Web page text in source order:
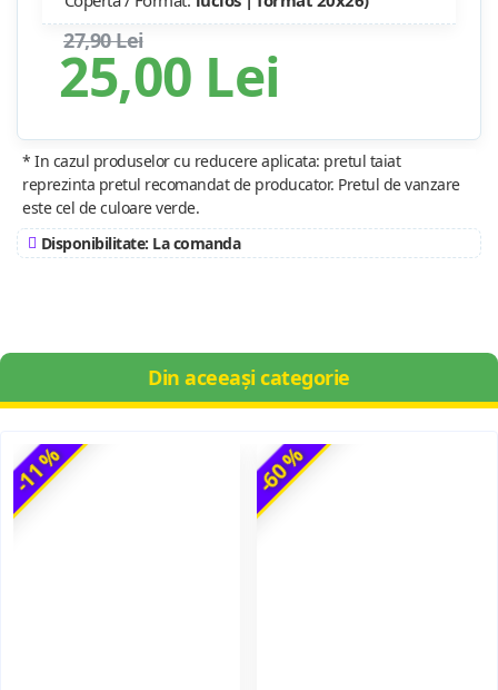
25,00 Lei
27,90 Lei
* In cazul produselor cu reducere aplicata: pretul taiat
reprezinta pretul recomandat de producator. Pretul de vanzare
este cel de culoare verde.
Disponibilitate: La comanda
Din aceeași categorie
-11 % -60 %